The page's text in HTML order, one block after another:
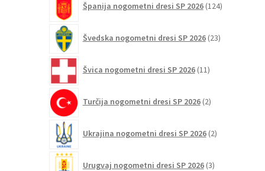
Španija nogometni dresi SP 2026 124izdelkov
Švedska nogometni dresi SP 2026 23izdelkov
Švica nogometni dresi SP 2026 11izdelkov
Turčija nogometni dresi SP 2026 2izdelka
Ukrajina nogometni dresi SP 2026 2izdelka
Urugvaj nogometni dresi SP 2026 3